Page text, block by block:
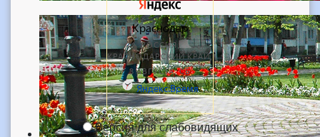
Версия для слабовидящих